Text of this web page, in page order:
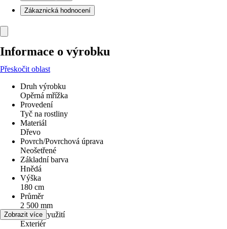
Zákaznická hodnocení
Informace o výrobku
Přeskočit oblast
Druh výrobku
Opěrná mřížka
Provedení
Tyč na rostliny
Materiál
Dřevo
Povrch/Povrchová úprava
Neošetřené
Základní barva
Hnědá
Výška
180 cm
Průměr
2 500 mm
Oblast využití
Exteriér
Zobrazit více